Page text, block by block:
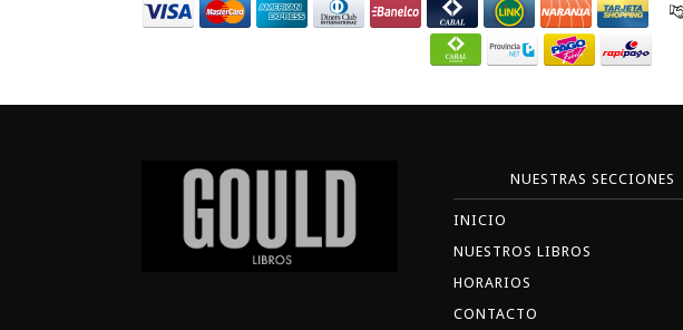
NUESTRAS SECCIONES
INICIO
NUESTROS LIBROS
HORARIOS
CONTACTO